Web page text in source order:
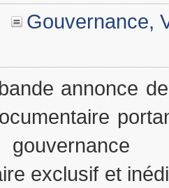
Gouvernance,
bande annonce
exclusif et